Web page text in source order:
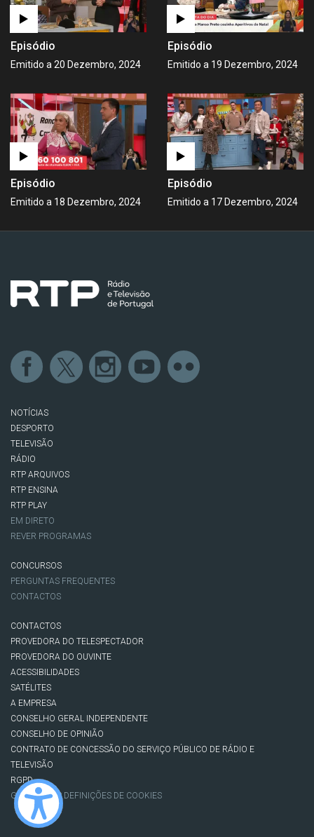
Episódio
Emitido a 20 Dezembro, 2024
Episódio
Emitido a 19 Dezembro, 2024
Episódio
Emitido a 18 Dezembro, 2024
Episódio
Emitido a 17 Dezembro, 2024
NOTÍCIAS
DESPORTO
TELEVISÃO
RÁDIO
RTP ARQUIVOS
RTP ENSINA
RTP PLAY
EM DIRETO
REVER PROGRAMAS
CONCURSOS
PERGUNTAS FREQUENTES
CONTACTOS
CONTACTOS
PROVEDORA DO TELESPECTADOR
PROVEDORA DO OUVINTE
ACESSIBILIDADES
SATÉLITES
A EMPRESA
CONSELHO GERAL INDEPENDENTE
CONSELHO DE OPINIÃO
CONTRATO DE CONCESSÃO DO SERVIÇO PÚBLICO DE RÁDIO E
TELEVISÃO
RGPD
GESTÃO DAS DEFINIÇÕES DE COOKIES